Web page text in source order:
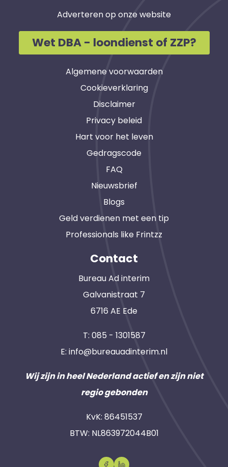
Adverteren op onze website
Wet DBA - loondienst of ZZP?
Algemene voorwaarden
Cookieverklaring
Disclaimer
Privacy beleid
Hart voor het leven
Gedragscode
FAQ
Nieuwsbrief
Blogs
Geld verdienen met een tip
Professionals like Frintzz
Contact
Bureau Ad interim
Galvanistraat 7
6716 AE Ede
T: 085 - 1301587
E: info@bureauadinterim.nl
Wij zijn in heel Nederland actief en zijn niet
regio gebonden
KvK: 86451537
BTW: NL863972044B01